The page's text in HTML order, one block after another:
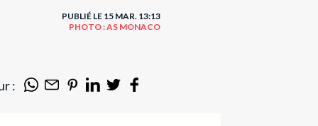
PUBLIÉ LE 15 MAR. 13:13
PHOTO : AS MONACO
: